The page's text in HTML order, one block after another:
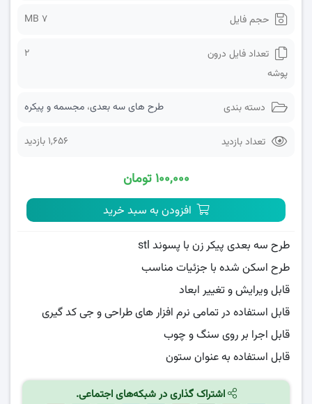
حجم فایل 7 MB
تعداد فایل درون
پوشه
2
دسته بندی طرح های سه بعدی، مجسمه و پیکره
تعداد بازدید 1,656 بازدید
۱۰۰,۰۰۰ تومان
افزودن به سبد خرید
طرح سه بعدی پیکر زن با پسوند stl
طرح اسکن شده با جزئیات مناسب
قابل ویرایش و تغییر ابعاد
قابل استفاده در تمامی نرم افزار های طراحی و جی کد گیری
قابل اجرا بر روی سنگ و چوب
قابل استفاده به عنوان ستون
اشتراک گذاری در شبکه‌های اجتماعی.